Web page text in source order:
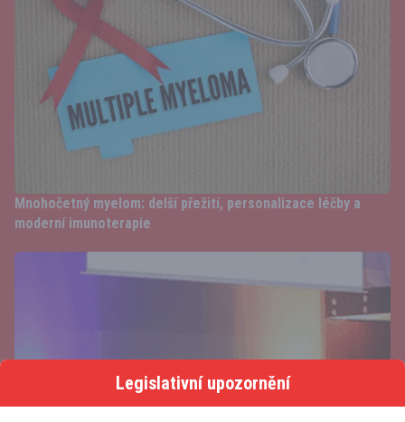
Mnohočetný myelom: delší přežití, personalizace léčby a
moderní imunoterapie
Legislativní upozornění